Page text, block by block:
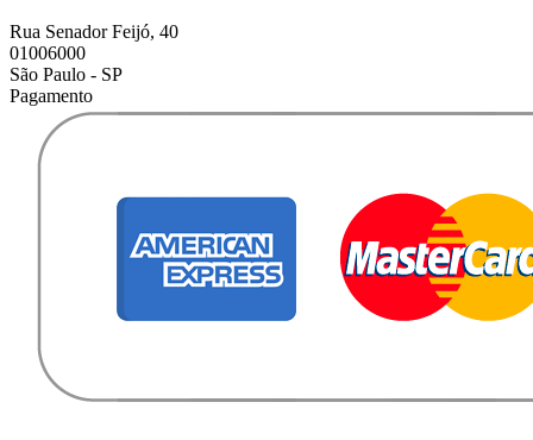
Rua Senador Feijó, 40
01006000
São Paulo - SP
Pagamento